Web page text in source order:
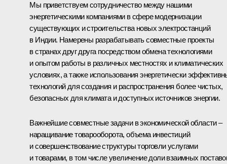
Мы приветствуем сотрудничество между нашими
энергетическими компаниями в сфере модернизации
существующих и строительства новых электростанций
в Индии. Намерены разрабатывать совместные проекты
в странах друг друга посредством обмена технологиями
и опытом работы в различных местностях и климатических
условиях, а также использования энергетически
технологий для создания и распространения более чистых,
безопасных для климата и доступных источников энергии.
Важнейшие совместные задачи в экономической области –
наращивание товарооборота, объема инвестиций
и совершенствование структуры торговли услугами
и товарами, в том числе увеличение доли взаимных